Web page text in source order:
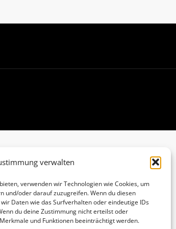
verwalten
verwenden wir Technologien wie Cookies, um
und/oder darauf zuzugreifen. Wenn du diesen
Daten wie das Surfverhalten oder eindeutige IDs
du deine Zustimmung nicht erteilst oder
und Funktionen beeinträchtigt werden.